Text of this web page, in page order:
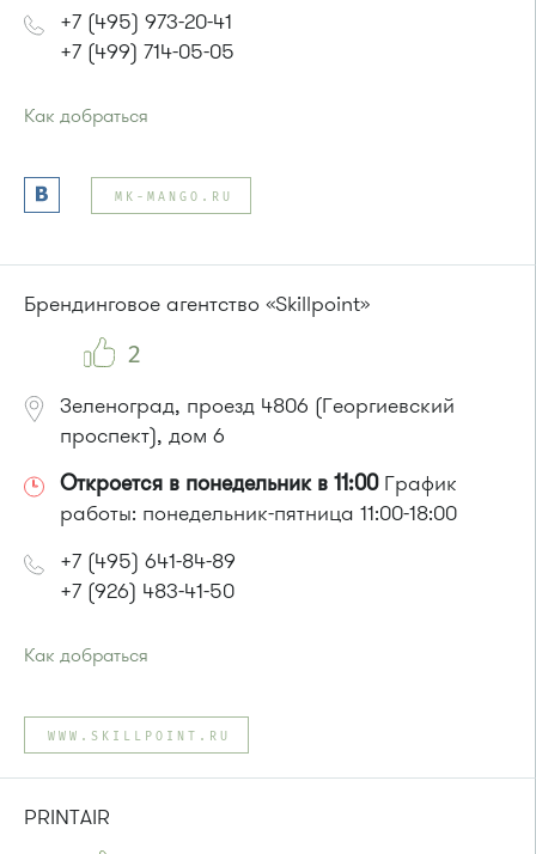
+7 (495) 973-20-41
+7 (499) 714-05-05
Как добраться
Автобусы № 3, 6, 7, 8, 9, 11, 13, 15, 23, 32, 400, 400э
или до остановки"Автокомбинат"
Маршрутка № 128, 312, 377
MK-MANGO.RU
Брендинговое агентство «Skillpoint»
2
Зеленоград, проезд 4806 (Георгиевский
проспект), дом 6
Откроется в понедельник в 11:00График
работы: понедельник-пятница 11:00-18:00
+7 (495) 641-84-89
+7 (926) 483-41-50
Как добраться
автобус 31
или до остановки"МИЭТ":
Автобусы № 2, 3, 9, 11, 19, 31, 32.
WWW.SKILLPOINT.RU
PRINTAIR